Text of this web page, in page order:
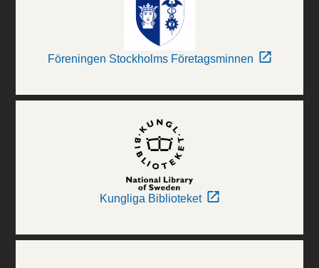
Föreningen Stockholms Företagsminnen
Kungliga Biblioteket